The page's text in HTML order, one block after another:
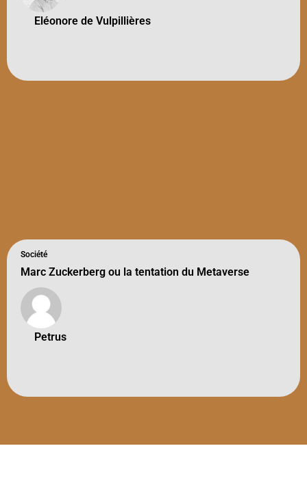
Eléonore de Vulpillières
Société
Marc Zuckerberg ou la tentation du Metaverse
Petrus